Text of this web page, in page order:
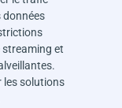
données
streaming et
les solutions